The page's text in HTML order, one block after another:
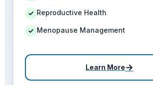
✓ Reproductive Health
✓ Menopause Management
Learn More→